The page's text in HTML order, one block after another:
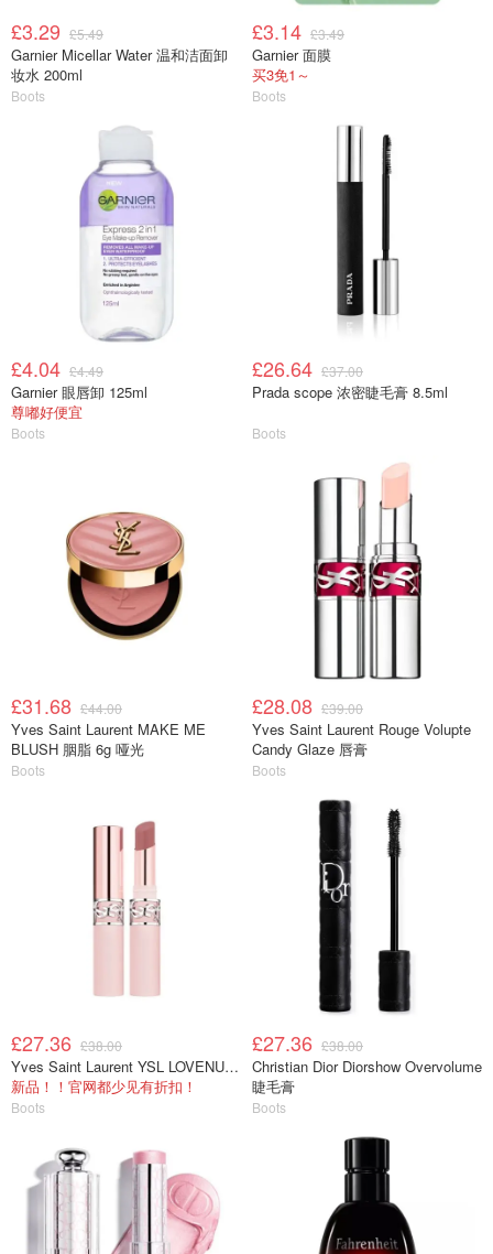
£3.29 £5.49
Garnier Micellar Water 温和洁面卸
妆水 200ml
Boots
£3.14 £3.49
Garnier 面膜
买3免1～
Boots
£4.04 £4.49
Garnier 眼唇卸 125ml
尊嘟好便宜
Boots
£26.64 £37.00
Prada scope 浓密睫毛膏 8.5ml
Boots
£31.68 £44.00
Yves Saint Laurent MAKE ME
BLUSH 胭脂 6g 哑光
Boots
£28.08 £39.00
Yves Saint Laurent Rouge Volupte
Candy Glaze 唇膏
Boots
£27.36 £38.00
Yves Saint Laurent YSL LOVENUDE 唇腮两用膏
新品！！官网都少见有折扣！
Boots
£27.36 £38.00
Christian Dior Diorshow Overvolume
睫毛膏
Boots